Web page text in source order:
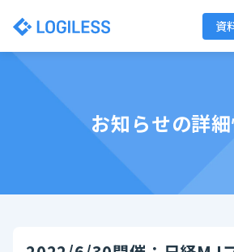
資
お知らせの詳